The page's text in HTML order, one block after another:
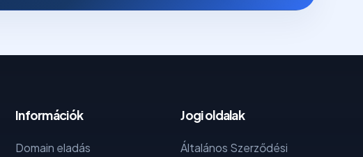
Információk
Domain eladás
Jogi oldalak
Általános Szerződési